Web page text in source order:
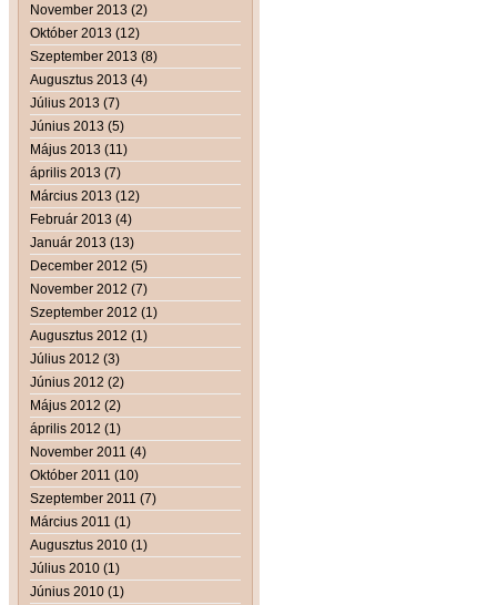
November 2013 (2)
Október 2013 (12)
Szeptember 2013 (8)
Augusztus 2013 (4)
Július 2013 (7)
Június 2013 (5)
Május 2013 (11)
április 2013 (7)
Március 2013 (12)
Február 2013 (4)
Január 2013 (13)
December 2012 (5)
November 2012 (7)
Szeptember 2012 (1)
Augusztus 2012 (1)
Július 2012 (3)
Június 2012 (2)
Május 2012 (2)
április 2012 (1)
November 2011 (4)
Október 2011 (10)
Szeptember 2011 (7)
Március 2011 (1)
Augusztus 2010 (1)
Július 2010 (1)
Június 2010 (1)